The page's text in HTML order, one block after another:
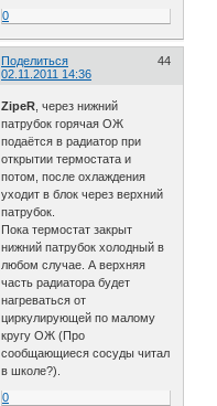
0
Поделиться
44
02.11.2011 14:36
ZipeR , через нижний
патрубок горячая ОЖ
подаётся в радиатор при
открытии термостата и
потом, после охлаждения
уходит в блок через верхний
патрубок.
Пока термостат закрыт
нижний патрубок холодный в
любом случае. А верхняя
часть радиатора будет
нагреваться от
циркулирующей по малому
кругу ОЖ (Про
сообщающиеся сосуды читал
в школе?).
0